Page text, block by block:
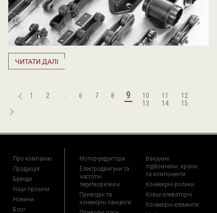
ЧИТАТИ ДАЛІ
1 2 6 7 8 9 10 11
12
13
14 15
Про компанію
Продукція
Бренди
Наші проєкти
Новини
Блог
Мотор-редуктори
Електродвигуни та
частотні
перетворювачі
Приводні та
конвеєрні ланцюги
Вакуумні
підйомники, крани
та компоненти
Конвеєрні ролики
Ковші елеваторні
Конвеєрні елементи